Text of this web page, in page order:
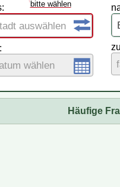
bitte wählen
auswählen
wählen
Häufige
Mini-Busse?